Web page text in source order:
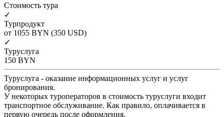
Cтоимость тура
✓
Турпродукт
от 1055 BYN (350 USD)
✓
Туруслуга
150 BYN
Туруслуга - оказание информационных услуг и услуг
бронирования.
У некоторых туроператоров в стоимость туруслуги входит
транспортное обслуживание. Как правило, оплачивается в
первую очередь после оформления.